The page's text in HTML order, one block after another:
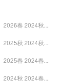
2026春 2024秋...
2025秋 2024秋...
2025春 2024春...
2024秋 2024春...